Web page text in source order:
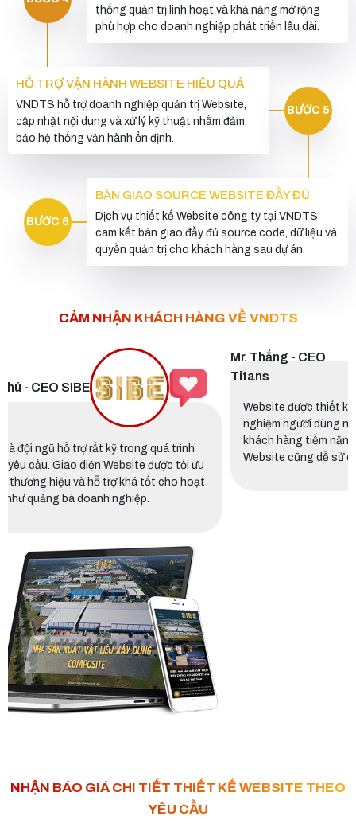
thống quản trị linh hoạt và khả năng mở rộng
phù hợp cho doanh nghiệp phát triển lâu dài.
BƯỚC 5
HỖ TRỢ VẬN HÀNH WEBSITE HIỆU QUẢ
VNDTS hỗ trợ doanh nghiệp quản trị Website,
cập nhật nội dung và xử lý kỹ thuật nhằm đảm
bảo hệ thống vận hành ổn định.
BƯỚC 6
BÀN GIAO SOURCE WEBSITE ĐẦY ĐỦ
Dịch vụ thiết kế Website công ty tại VNDTS
cam kết bàn giao đầy đủ source code, dữ liệu và
quyền quản trị cho khách hàng sau dự án.
CẢM NHẬN KHÁCH HÀNG VỀ VNDTS
ưu
Website được thiết kế theo hướng chuẩn SEO và tối ưu trải
nghiệm người dùng nên việc triển khai quảng cáo và tiếp
khách hàng tiềm năng thuận lợi hơn trước. Hệ thống quản
Website cũng dễ sử dụng và cập nhật nội dung.
NHẬN BÁO GIÁ CHI TIẾT THIẾT KẾ WEBSITE THEO
YÊU CẦU